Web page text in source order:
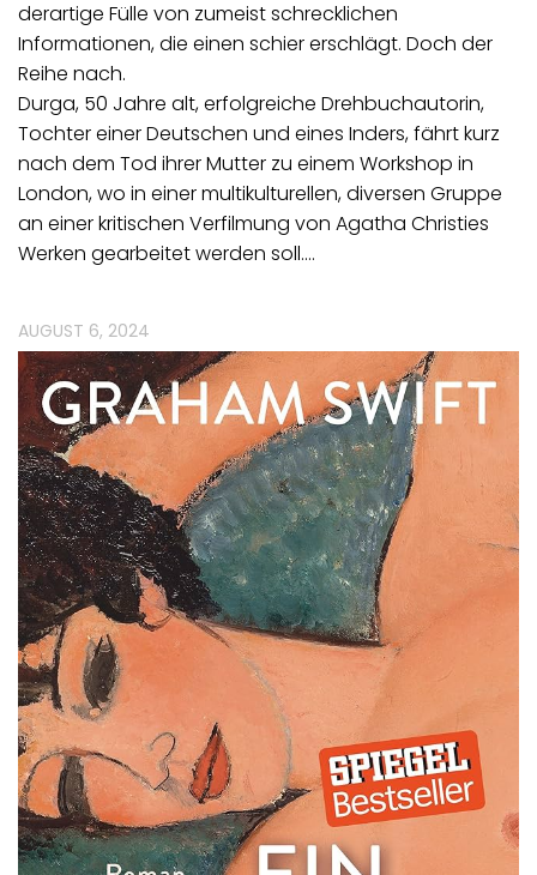
derartige Fülle von zumeist schrecklichen
Informationen, die einen schier erschlägt. Doch der
Reihe nach.
Durga, 50 Jahre alt, erfolgreiche Drehbuchautorin,
Tochter einer Deutschen und eines Inders, fährt kurz
nach dem Tod ihrer Mutter zu einem Workshop in
London, wo in einer multikulturellen, diversen Gruppe
an einer kritischen Verfilmung von Agatha Christies
Werken gearbeitet werden soll.…
AUGUST 6, 2024